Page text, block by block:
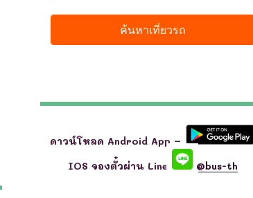
ดาวน์โหลด Android App –
IOS จองตั๋วผ่าน Line
@bus-th